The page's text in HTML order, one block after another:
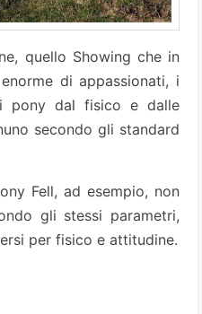
quello Showing che in
di appassionati, i
pony dal fisico e dalle
secondo gli standard
Fell, ad esempio, non
gli stessi parametri,
per fisico e attitudine.